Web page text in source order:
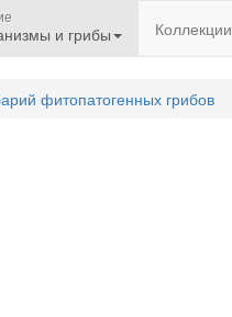
и грибы Коллекции
фитопатогенных грибов